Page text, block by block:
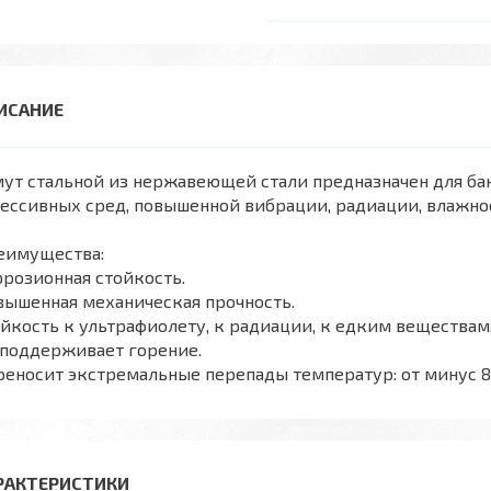
стальной из нержавеющей стали предназначен для
сред, повышенной вибрации, радиации,
стойкость.
механическая прочность.
к ультрафиолету, к радиации, к едким
горение.
экстремальные перепады температур: от минус